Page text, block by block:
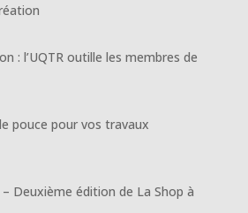
: l’UQTR outille les membres de
pouce pour vos travaux
Deuxième édition de La Shop à